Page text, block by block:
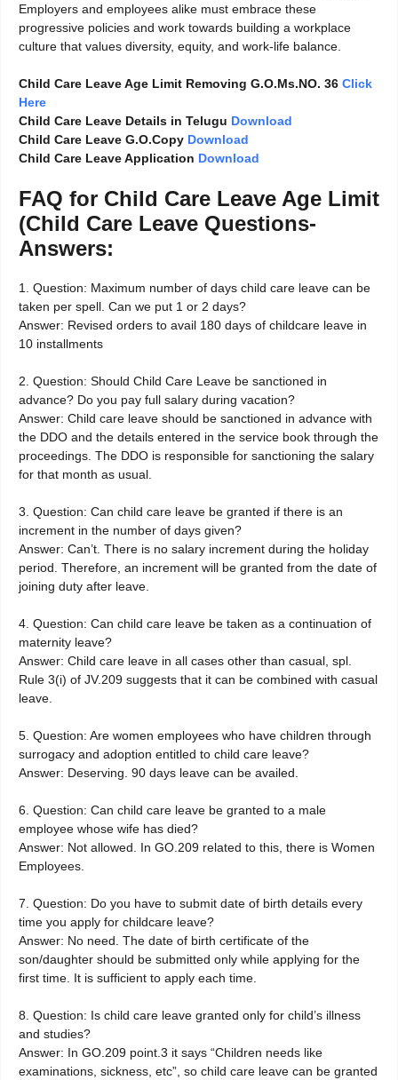
Employers and employees alike must embrace these
progressive policies and work towards building a workplace
culture that values diversity, equity, and work-life balance.
Child Care Leave Age Limit Removing G.O.Ms.NO. 36 Click
Here
Child Care Leave Details in Telugu Download
Child Care Leave G.O.Copy Download
Child Care Leave Application Download
FAQ for Child Care Leave Age Limit
(Child Care Leave Questions-
Answers:
1. Question: Maximum number of days child care leave can be
taken per spell. Can we put 1 or 2 days?
Answer: Revised orders to avail 180 days of childcare leave in
10 installments
2. Question: Should Child Care Leave be sanctioned in
advance? Do you pay full salary during vacation?
Answer: Child care leave should be sanctioned in advance with
the DDO and the details entered in the service book through the
proceedings. The DDO is responsible for sanctioning the salary
for that month as usual.
3. Question: Can child care leave be granted if there is an
increment in the number of days given?
Answer: Can’t. There is no salary increment during the holiday
period. Therefore, an increment will be granted from the date of
joining duty after leave.
4. Question: Can child care leave be taken as a continuation of
maternity leave?
Answer: Child care leave in all cases other than casual, spl.
Rule 3(i) of JV.209 suggests that it can be combined with casual
leave.
5. Question: Are women employees who have children through
surrogacy and adoption entitled to child care leave?
Answer: Deserving. 90 days leave can be availed.
6. Question: Can child care leave be granted to a male
employee whose wife has died?
Answer: Not allowed. In GO.209 related to this, there is Women
Employees.
7. Question: Do you have to submit date of birth details every
time you apply for childcare leave?
Answer: No need. The date of birth certificate of the
son/daughter should be submitted only while applying for the
first time. It is sufficient to apply each time.
8. Question: Is child care leave granted only for child’s illness
and studies?
Answer: In GO.209 point.3 it says “Children needs like
examinations, sickness, etc”, so child care leave can be granted